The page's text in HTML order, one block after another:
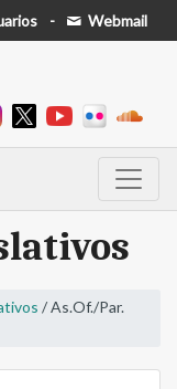
- Webmail
/ As.Of./Par.